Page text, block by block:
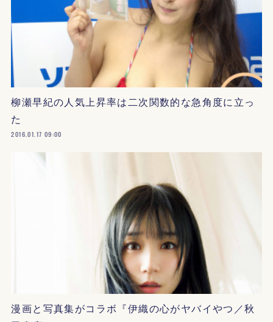
柳瀬早紀の人気上昇率は二次関数的な急角度に立っ
た
2016.01.17 09:00
漫画と写真集がコラボ『伊織の心がヤバイやつ／秋